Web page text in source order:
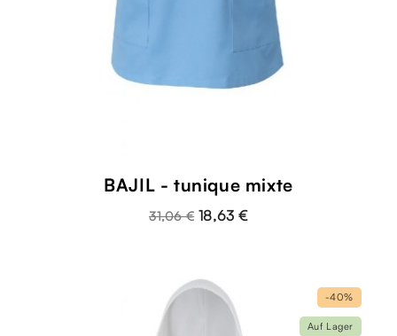
BAJIL - tunique mixte
31,06 € 18,63 €
-40%
Auf Lager